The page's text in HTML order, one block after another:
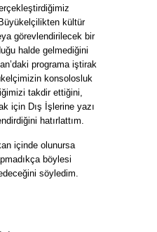
kültür
görevlendirilecek bir
halde gelmediğini
programa iştirak
konsolosluk
takdir ettiğini,
için Dış İşlerine yazı
hatırlattım.
içinde olunursa
böylesi
söyledim.